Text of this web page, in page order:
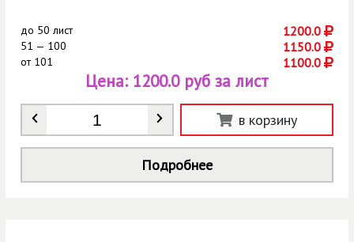
до 50 лист 1200.0
51 — 100 1150.0
от101 1100.0
Количество
Цена: 1200.0 руб за лист
в корзину
Подробнее